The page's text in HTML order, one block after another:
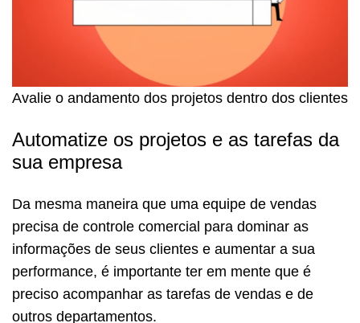
Avalie o andamento dos projetos dentro dos clientes
Automatize os projetos e as tarefas da
sua empresa
Da mesma maneira que uma equipe de vendas
precisa de controle comercial para dominar as
informações de seus clientes e aumentar a sua
performance, é importante ter em mente que é
preciso acompanhar as tarefas de vendas e de
outros departamentos.